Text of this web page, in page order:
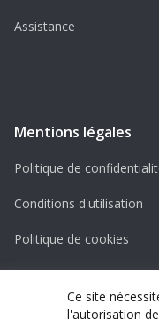
Assistance
Mentions légales
Politique de
Conditions d'utilisation
Politique de cookies
Licences
Ce site
l'autorisation